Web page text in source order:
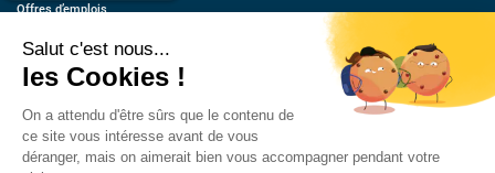
Offres d’emplois
Contact
Estimez votre voiture